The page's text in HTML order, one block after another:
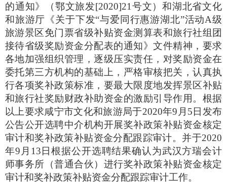
的通知》（鄂文旅发[2020]21 号文）和湖北省文化
和旅游厅《关于下发“与爱同行惠游湖北”活动A级
旅游景区免门票省级补贴资金测算表和旅行社组团
接待省级奖励资金分配表的通知》文件精神，要求
各地加强组织管理，逐级压实责任，对奖励资金在
委托第三方机构的基础上，严格审核把关，认真执
行各项奖补政策标准，要最大限度地发挥景区补贴
和旅行社奖励财政补助资金的激励引导作用。根据
以上要求咸宁市文化和旅游局于2020年9 月 5 日发布
公告公开选聘中介机构开展奖补政策补贴资金核定
审计和奖补政策补贴资金分配跟踪审计。并于2020
年9 月 13 日根据公开选聘结果确认为武汉方瑞会计
师事务所（普通合伙）进行奖补政策补贴资金核定
审计和奖补政策补贴资金分配跟踪审计工作。